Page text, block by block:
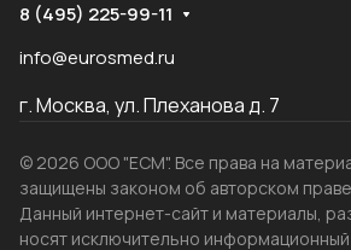
8 (495) 225-99-11
info@eurosmed.ru
г. Москва, ул. Плеханова д. 7
© 2026 ООО "ЕСМ". Все права на
защищены законом об авторском
Данный интернет-сайт и материалы,
носят исключительно информационный